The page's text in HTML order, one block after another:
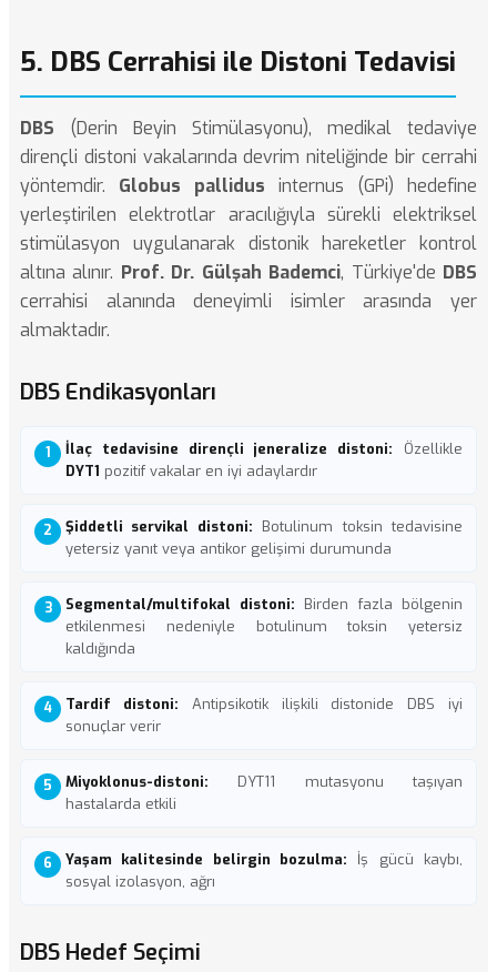
5. DBS Cerrahisi ile Distoni Tedavisi
DBS (Derin Beyin Stimülasyonu), medikal tedaviye
dirençli distoni vakalarında devrim niteliğinde bir cerrahi
yöntemdir. Globus pallidus internus (GPi) hedefine
yerleştirilen elektrotlar aracılığıyla sürekli elektriksel
stimülasyon uygulanarak distonik hareketler kontrol
altına alınır. Prof. Dr. Gülşah Bademci, Türkiye'de DBS
cerrahisi alanında deneyimli isimler arasında yer
almaktadır.
DBS Endikasyonları
İlaç tedavisine dirençli jeneralize distoni: Özellikle
DYT1 pozitif vakalar en iyi adaylardır
Şiddetli servikal distoni: Botulinum toksin tedavisine
yetersiz yanıt veya antikor gelişimi durumunda
Segmental/multifokal distoni: Birden fazla bölgenin
etkilenmesi nedeniyle botulinum toksin yetersiz
kaldığında
Tardif distoni: Antipsikotik ilişkili distonide DBS iyi
sonuçlar verir
Miyoklonus-distoni: DYT11 mutasyonu taşıyan
hastalarda etkili
Yaşam kalitesinde belirgin bozulma: İş gücü kaybı,
sosyal izolasyon, ağrı
DBS Hedef Seçimi